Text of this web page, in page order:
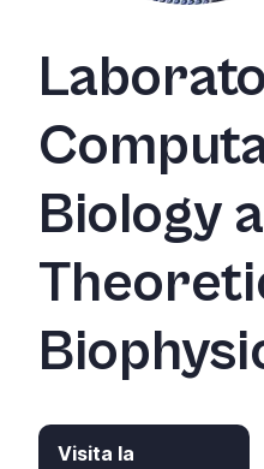
Biology
Visita la